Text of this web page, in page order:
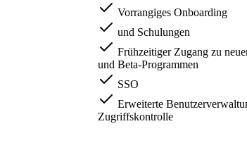
Vorrangiges Onboarding
und Schulungen
Frühzeitiger Zugang zu
und Beta-Programmen
SSO
Erweiterte
Zugriffskontrolle